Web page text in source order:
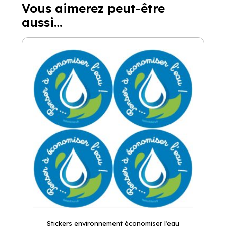
Vous aimerez peut-être
aussi…
Stickers environnement économiser l’eau